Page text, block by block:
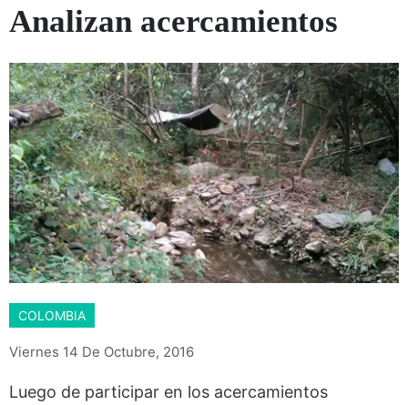
Analizan acercamientos
COLOMBIA
Viernes 14 De Octubre, 2016
Luego de participar en los acercamientos